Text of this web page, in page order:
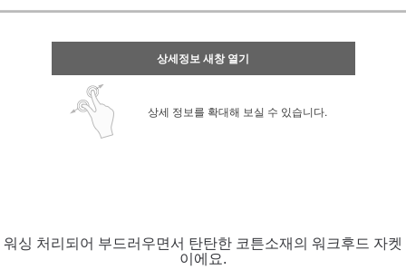
상세정보 새창 열기
상세 정보를 확대해 보실 수 있습니다.
워싱 처리되어 부드러우면서 탄탄한 코튼소재의 워크후드 자켓
이에요.